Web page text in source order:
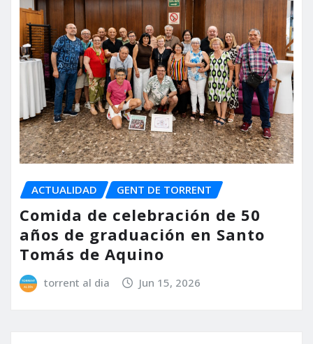
ACTUALIDAD GENT DE TORRENT
Comida de celebración de 50
años de graduación en Santo
Tomás de Aquino
torrent al dia Jun 15, 2026